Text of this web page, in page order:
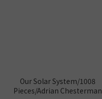
Our Solar System/1008
Pieces/Adrian Chesterman